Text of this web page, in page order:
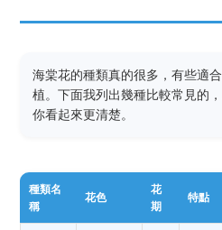
海棠花的種類真的很多，有些適
植。下面我列出幾種比較常見的
你看起來更清楚。
種類名
稱
花色
花
期
特點